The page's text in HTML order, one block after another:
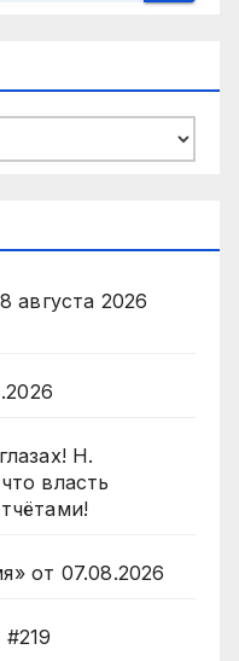
2026
Н.
власть
от 07.08.2026